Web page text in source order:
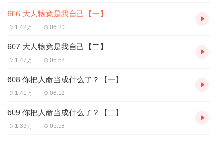
606 大人物竟是我自己【一】
1.42万 06:20
607 大人物竟是我自己【二】
1.47万 05:58
608 你把人命当成什么了？【一】
1.41万 06:12
609 你把人命当成什么了？【二】
1.39万 05:58